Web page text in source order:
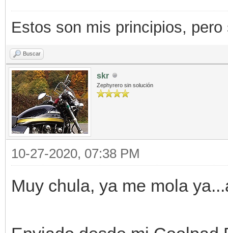
Estos son mis principios,
Buscar
skr
Zephyrero sin solución
10-27-2020, 07:38 PM
Muy chula, ya me mola